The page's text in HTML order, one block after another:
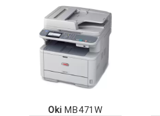
Oki MB471W